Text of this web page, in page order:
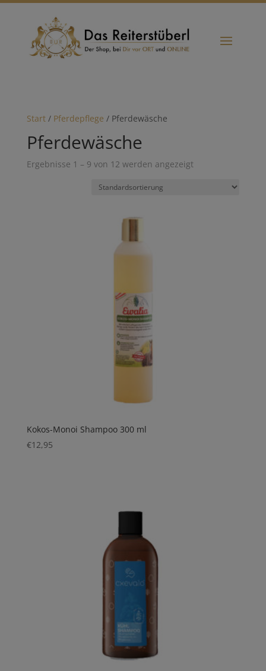
Start/ Pferdepflege / Pferdewäsche
Pferdewäsche
Ergebnisse 1 – 9 von 12 werden angezeigt
Kokos-Monoi Shampoo 300 ml
€12,95